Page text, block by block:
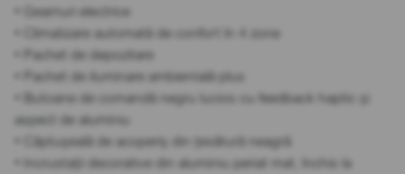
• Geamuri electrice
• Climatizare automată de confort în 4 zone
• Pachet de depozitare
• Pachet de iluminare ambientală plus
• Butoane de comandă negru lucios cu feedback haptic și
aspect de aluminiu
• Căptușeală de acoperiș din țesătură neagră
• Incrustații decorative din aluminiu periat mat, închis la